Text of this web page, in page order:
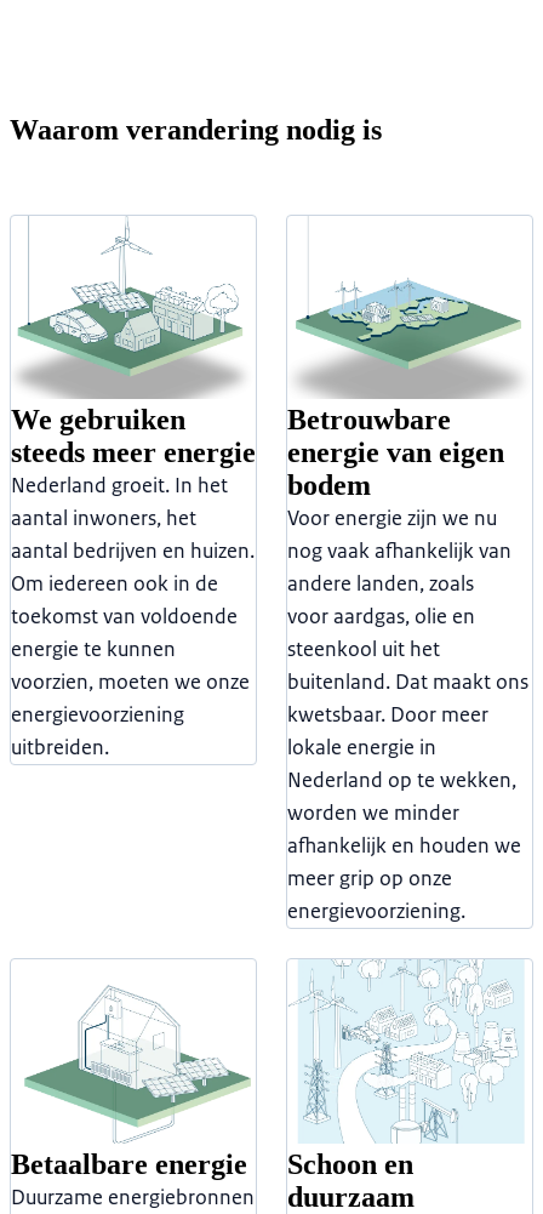
Waarom verandering nodig is
We gebruiken
steeds meer energie
Nederland groeit. In het
aantal inwoners, het
aantal bedrijven en huizen.
Om iedereen ook in de
toekomst van voldoende
energie te kunnen
voorzien, moeten we onze
energievoorziening
uitbreiden.
Betrouwbare
energie van eigen
bodem
Voor energie zijn we nu
nog vaak afhankelijk van
andere landen, zoals
voor aardgas, olie en
steenkool uit het
buitenland. Dat maakt ons
kwetsbaar. Door meer
lokale energie in
Nederland op te wekken,
worden we minder
afhankelijk en houden we
meer grip op onze
energievoorziening.
Betaalbare energie
Duurzame energiebronnen
Schoon en
duurzaam